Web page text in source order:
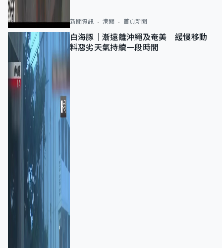
新聞資訊 港聞 首頁新聞
白海豚｜漸遠離沖繩及奄美 緩慢移動
料惡劣天氣持續一段時間